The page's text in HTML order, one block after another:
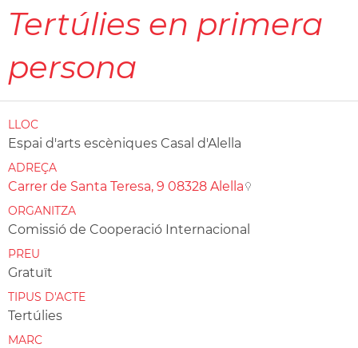
Tertúlies en primera
persona
LLOC
Espai d'arts escèniques Casal d'Alella
ADREÇA
Carrer de Santa Teresa, 9 08328 Alella
ORGANITZA
Comissió de Cooperació Internacional
PREU
Gratuït
TIPUS D'ACTE
Tertúlies
MARC